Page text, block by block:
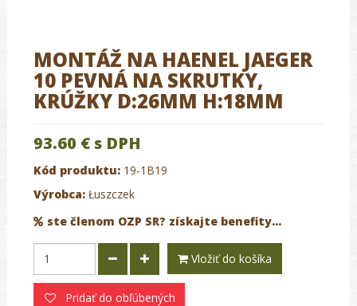
MONTÁŽ NA HAENEL JAEGER
10 PEVNÁ NA SKRUTKY,
KRÚŽKY D:26MM H:18MM
93.60 € s DPH
Kód produktu: 19-1B19
Výrobca: Łuszczek
ste členom OZP SR? získajte benefity...
Vložiť do košíka
Pridať do obľúbených